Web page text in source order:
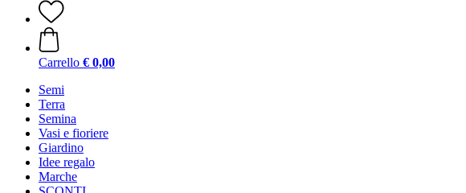
Carrello € 0,00
Semi
Terra
Semina
Vasi e fioriere
Giardino
Idee regalo
Marche